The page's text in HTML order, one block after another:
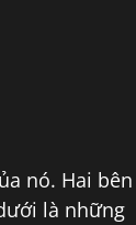
nó. Hai bên
là những